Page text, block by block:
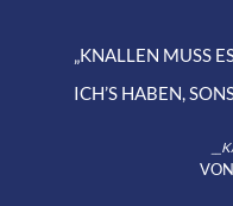
„KNALLEN MUSS
ICH’S HABEN,